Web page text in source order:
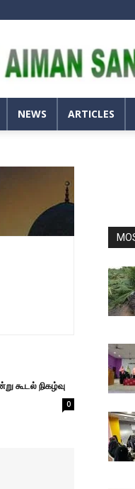
NEWS ARTICLES
கூடல் நிகழ்வு
0